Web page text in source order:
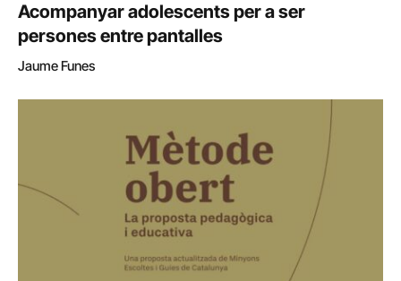
Acompanyar adolescents per a ser
persones entre pantalles
Jaume Funes